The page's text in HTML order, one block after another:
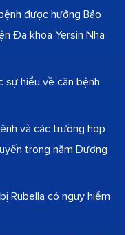
được hưởng Bảo
Đa khoa Yersin Nha
sự hiểu về căn bệnh
và các trường hợp
trong năm Dương
Rubella có nguy hiểm